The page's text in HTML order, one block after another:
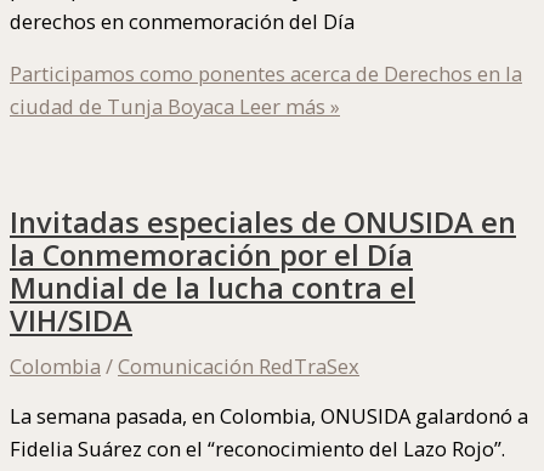
derechos en conmemoración del Día
Participamos como ponentes acerca de Derechos en la
ciudad de Tunja Boyaca Leer más »
Invitadas especiales de ONUSIDA en
la Conmemoración por el Día
Mundial de la lucha contra el
VIH/SIDA
Colombia /Comunicación RedTraSex
La semana pasada, en Colombia, ONUSIDA galardonó a
Fidelia Suárez con el “reconocimiento del Lazo Rojo”.